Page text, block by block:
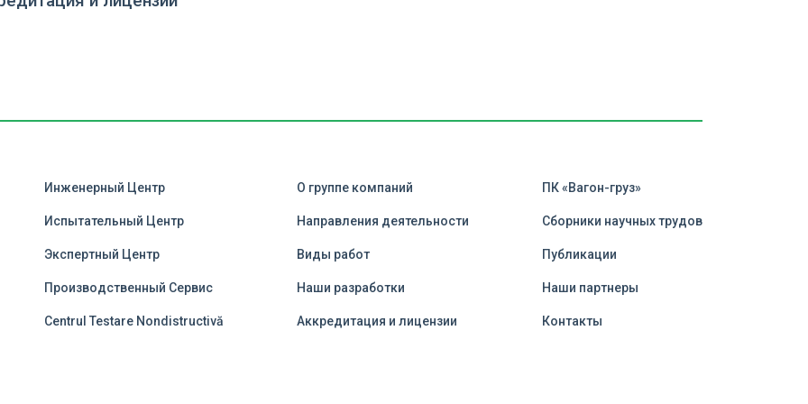
Инженерный Центр
Испытательный Центр
Экспертный Центр
Производственный Сервис
Centrul Testare Nondistructivă
О группе компаний
Направления деятельности
Виды работ
Наши разработки
Аккредитация и лицензии
ПК «Вагон-груз»
Сборники научных трудов
Публикации
Наши партнеры
Контакты